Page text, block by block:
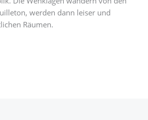
werden dann leiser und
Räumen.